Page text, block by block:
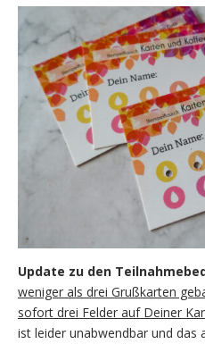
Update zu den
weniger als drei Grußkarten
sofort drei Felder auf Deiner
ist leider unabwendbar und das